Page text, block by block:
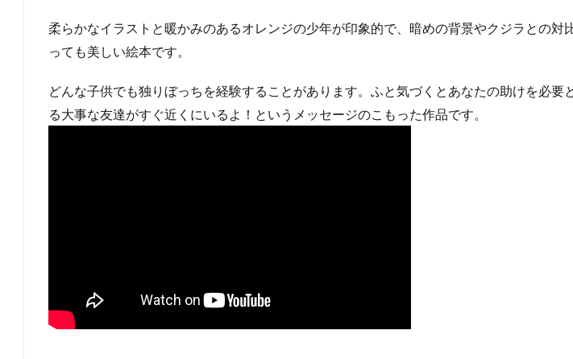
柔らかなイラストと暖かみのあるオレンジの少年が印象的で、暗めの背景やクジラとの対
っても美しい絵本です。
どんな子供でも独りぼっちを経験することがあります。ふと気づくとあなたの助けを必要
る大事な友達がすぐ近くにいるよ！というメッセージのこもった作品です。